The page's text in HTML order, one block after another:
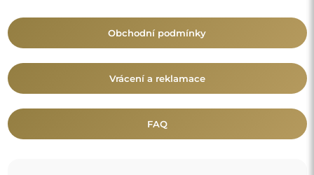
Obchodní podmínky
Vrácení a reklamace
FAQ